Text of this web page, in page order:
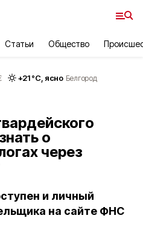
Статьи Общество
+21°С, ясно Белгород
о
через
и личный
на сайте ФНС